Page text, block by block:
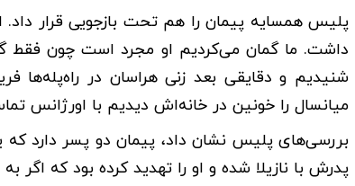
پلیس همسایه پیمان را هم تحت بازجویی قرار داد.
داشت. ما گمان می‌کردیم او مجرد است چون فقط
شنیدیم و دقایقی بعد زنی هراسان در
میانسال را خونین در خانه‌اش دیدیم با اورژانس
پدرش با نازیلا شده و او را تهدید کرده بود که اگر